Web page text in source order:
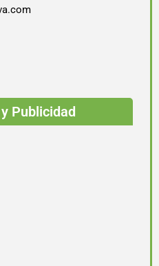
Publicidad